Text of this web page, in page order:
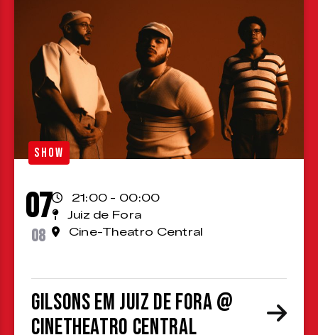
SHOW
07
08
21:00 - 00:00
Juiz de Fora
Cine-Theatro Central
Gilsons em Juiz de Fora @
CineTheatro Central